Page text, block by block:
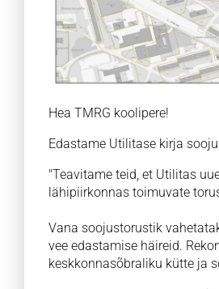
Hea TMRG koolipere!
Edastame Utilitase kirja
"Teavitame teid, et Utilitas
lähipiirkonnas toimuvate
Vana soojustorustik
vee edastamise häireid.
keskkonnasõbraliku kütte ja